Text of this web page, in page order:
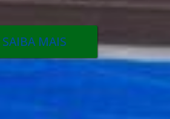
SAIBA MAIS